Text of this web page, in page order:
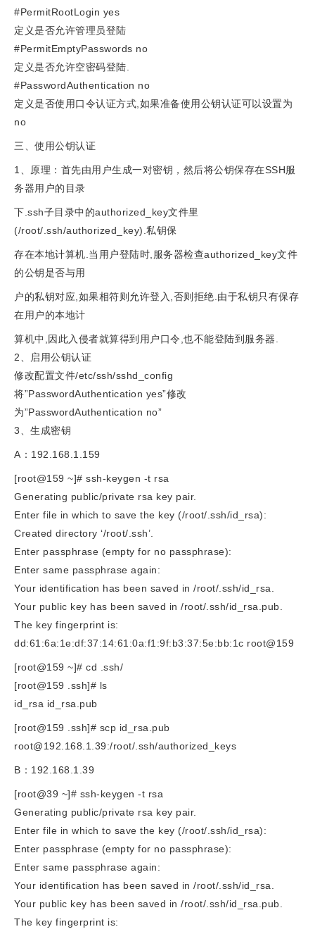
#PermitRootLogin yes
定义是否允许管理员登陆
#PermitEmptyPasswords no
定义是否允许空密码登陆.
#PasswordAuthentication no
定义是否使用口令认证方式,如果准备使用公钥认证可以设置为
no
三、使用公钥认证
1、原理：首先由用户生成一对密钥，然后将公钥保存在SSH服
务器用户的目录
下.ssh子目录中的authorized_key文件里
(/root/.ssh/authorized_key).私钥保
存在本地计算机.当用户登陆时,服务器检查authorized_key文件
的公钥是否与用
户的私钥对应,如果相符则允许登入,否则拒绝.由于私钥只有保存
在用户的本地计
算机中,因此入侵者就算得到用户口令,也不能登陆到服务器.
2、启用公钥认证
修改配置文件/etc/ssh/sshd_config
将”PasswordAuthentication yes”修改
为”PasswordAuthentication no”
3、生成密钥
A：192.168.1.159
[root@159 ~]# ssh-keygen -t rsa
Generating public/private rsa key pair.
Enter file in which to save the key (/root/.ssh/id_rsa):
Created directory ‘/root/.ssh’.
Enter passphrase (empty for no passphrase):
Enter same passphrase again:
Your identification has been saved in /root/.ssh/id_rsa.
Your public key has been saved in /root/.ssh/id_rsa.pub.
The key fingerprint is:
dd:61:6a:1e:df:37:14:61:0a:f1:9f:b3:37:5e:bb:1c root@159
[root@159 ~]# cd .ssh/
[root@159 .ssh]# ls
id_rsa id_rsa.pub
[root@159 .ssh]# scp id_rsa.pub
root@192.168.1.39:/root/.ssh/authorized_keys
B：192.168.1.39
[root@39 ~]# ssh-keygen -t rsa
Generating public/private rsa key pair.
Enter file in which to save the key (/root/.ssh/id_rsa):
Enter passphrase (empty for no passphrase):
Enter same passphrase again:
Your identification has been saved in /root/.ssh/id_rsa.
Your public key has been saved in /root/.ssh/id_rsa.pub.
The key fingerprint is: